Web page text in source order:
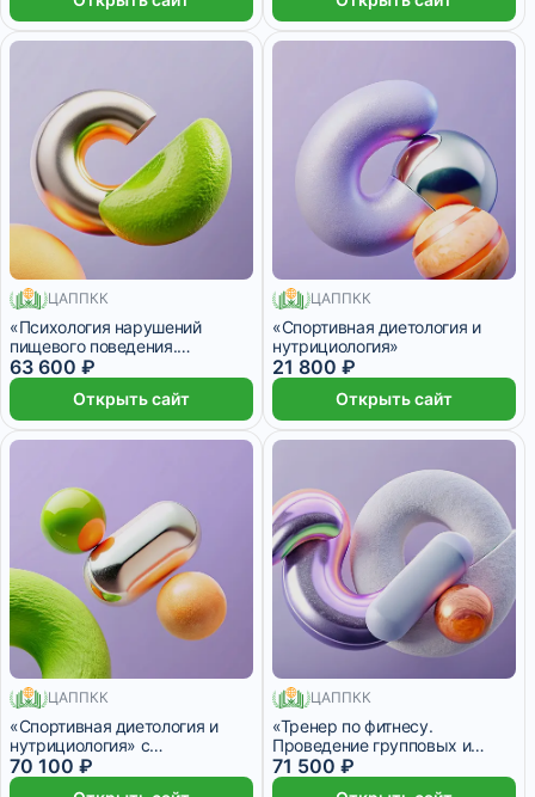
присвоением квалификации
«Консультант по коррекции
веса и психологии пищевого
1040 месяцев
ЦАППКК
«Психология нарушений
пищевого поведения.
Стратегии оказания
психологической помощи» с
присвоением квалификации
«Консультант по питанию»
63 600 ₽
Открыть сайт
220 месяцев
ЦАППКК
«Спортивная диетология и
нутрициология»
21 800 ₽
Открыть сайт
1020 месяцев
ЦАППКК
«Спортивная диетология и
нутрициология» с
присвоением квалификации
«Специалист по спортивной
70 100 ₽
1230 месяцев
ЦАППКК
«Тренер по фитнесу.
Проведение групповых и
индивидуальных
физкультурно-
71 500 ₽